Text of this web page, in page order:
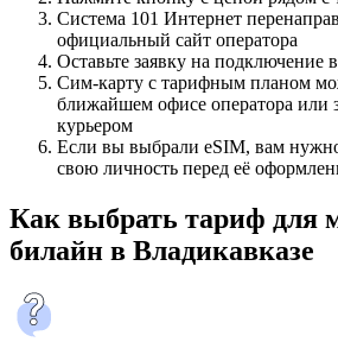
Система 101 Интернет
официальный сайт оператора
Оставьте заявку на подключение
Сим-карту с тарифным планом
ближайшем офисе оператора или
курьером
Если вы выбрали eSIM, вам
свою личность перед её
Как выбрать тариф для
билайн в Владикавказе